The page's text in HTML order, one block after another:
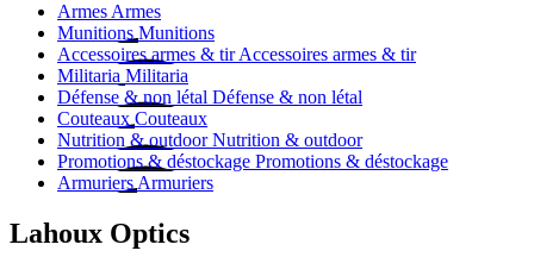
Armes Armes
Munitions Munitions
Accessoires armes & tir Accessoires armes & tir
Militaria Militaria
Défense & non létal Défense & non létal
Couteaux Couteaux
Nutrition & outdoor Nutrition & outdoor
Promotions & déstockage Promotions & déstockage
Armuriers Armuriers
Lahoux Optics